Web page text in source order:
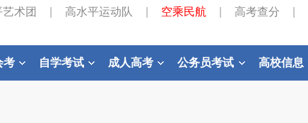
术团 高水平运动队 空乘民航 高考查分
考 自学考试 成人高考 公务员考试 高校信息